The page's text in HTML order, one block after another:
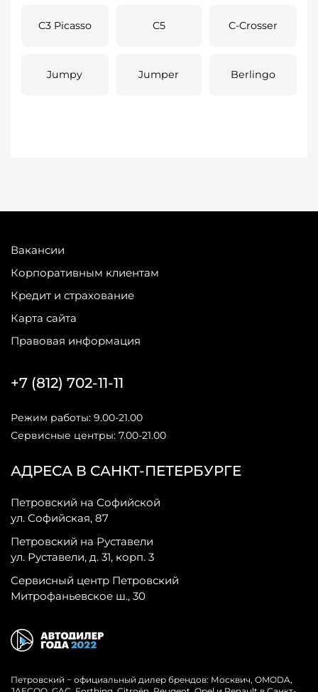
C3 Picasso C5 C-Crosser
Jumpy Jumper Berlingo
Вакансии
Корпоративным клиентам
Кредит и страхование
Карта сайта
Правовая информация
АДРЕСА В САНКТ-ПЕТЕРБУРГЕ
Петровский на Софийской
ул. Софийская, 87
Петровский на Руставели
ул. Руставели, д. 31, корп. 3
Сервисный центр Петровский
Митрофаньевское ш., 30
+7 (812) 702-11-11
Режим работы: 9.00-21.00
Сервисные центры: 7.00-21.00
Петровский − официальный дилер брендов: Москвич, OMODA,